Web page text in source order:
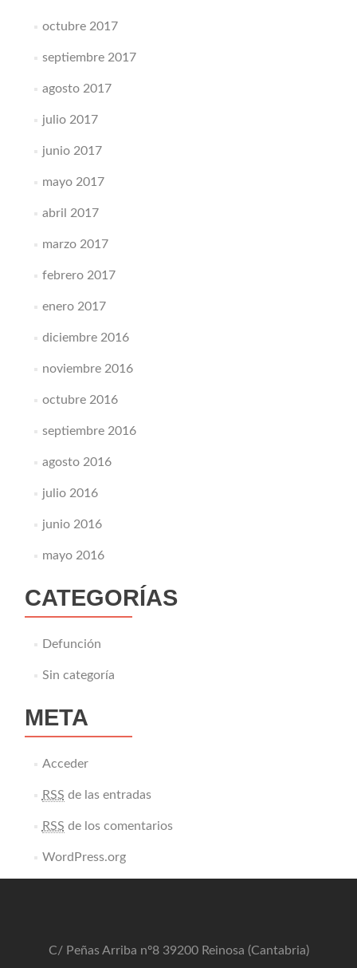
octubre 2017
septiembre 2017
agosto 2017
julio 2017
junio 2017
mayo 2017
abril 2017
marzo 2017
febrero 2017
enero 2017
diciembre 2016
noviembre 2016
octubre 2016
septiembre 2016
agosto 2016
julio 2016
junio 2016
mayo 2016
CATEGORÍAS
Defunción
Sin categoría
META
Acceder
RSS de las entradas
RSS de los comentarios
WordPress.org
C/ Peñas Arriba nº8 39200 Reinosa (Cantabria)